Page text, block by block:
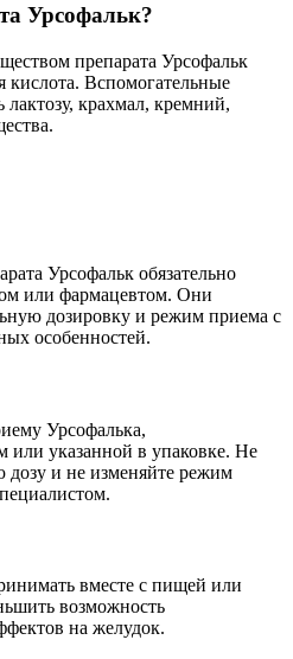
Урсофальк?
препарата Урсофальк
кислота. Вспомогательные
крахмал, кремний,
Урсофальк обязательно
или фармацевтом. Они
дозировку и режим приема с
особенностей.
Урсофалька,
или указанной в упаковке. Не
и не изменяйте режим
вместе с пищей или
возможность
на желудок.